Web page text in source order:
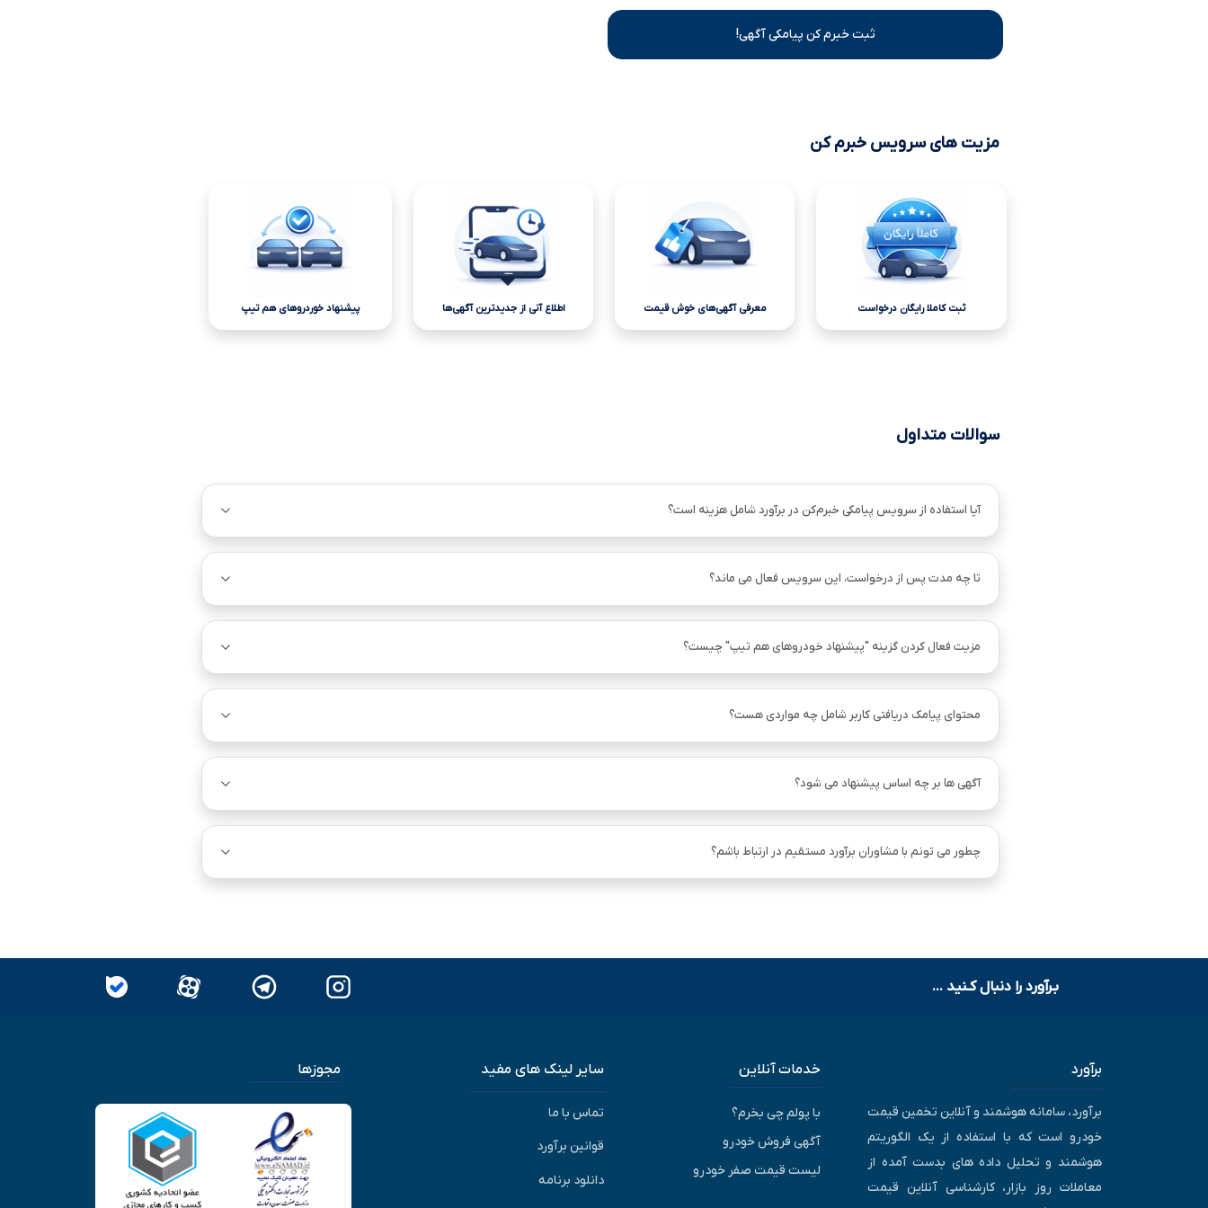
ثبت خبرم کن پیامکی آگهی!
مزیت های سرویس خبرم کن
ثبت کاملا رایگان درخواست معرفی آگهی‌های خوش قیمت اطلاع آنی از جدیدترین آگهی‌ها پیشنهاد خوردروهای هم تیپ
سوالات متداول
آیا استفاده از سرویس پیامکی خبرم‌کن در برآورد شامل هزینه است؟
تا چه مدت پس از درخواست، این سرویس فعال می ماند؟
مزیت فعال کردن گزینه "پیشنهاد خودروهای هم ‌تیپ" چیست؟
محتوای پیامک دریافتی کاربر شامل چه مواردی هست؟
آگهی ها بر چه اساس پیشنهاد می شود؟
چطور می تونم با مشاوران برآورد مستقیم در ارتباط باشم؟
بـرآورد را دنبال کـنید ...
برآورد
برآورد، سامانه هوشمند و آنلاین تخمین قیمت
خودرو است که با استفاده از یک الگوریتم
هوشمند و تحلیل داده های بدست آمده از
معاملات روز بازار، کارشناسی آنلاین قیمت
خدمات آنلاین
با پولم چی بخرم؟
آگهی فروش خودرو
لیست قیمت صفر خودرو
سایر لینک های مفید
تماس با ما
قوانین برآورد
دانلود برنامه
مجوزها